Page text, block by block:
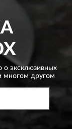
о эксклюзивных
многом другом